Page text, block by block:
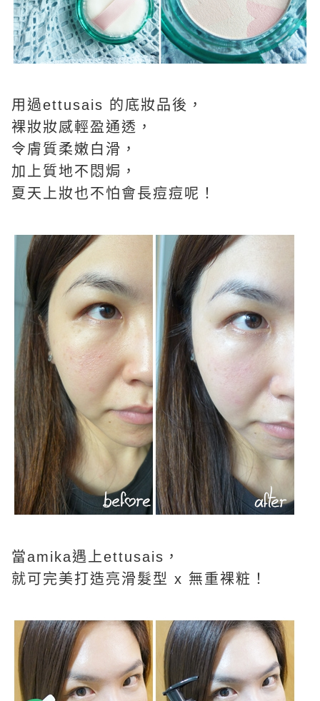
用過ettusais 的底妝品後，
裸妝妝感輕盈通透，
令膚質柔嫩白滑，
加上質地不悶焗，
夏天上妝也不怕會長痘痘呢！
當amika遇上ettusais，
就可完美打造亮滑髮型 x 無重裸粧！